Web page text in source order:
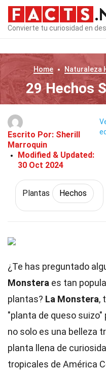
Convierte tu curiosidad en
Home Naturaleza
29 Hechos
Escrito Por: Sherill
Marroquin
Modified & Updated:
30 Oct 2024
Plantas Hechos
¿Te has preguntado
Monstera es tan
plantas? La Monstera,
"planta de queso
no solo es una belleza
planta llena de
tropicales de América